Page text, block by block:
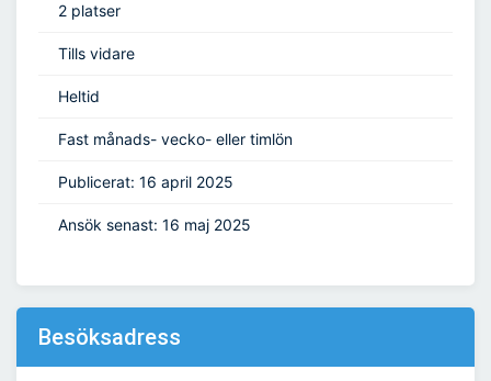
2 platser
Tills vidare
Heltid
Fast månads- vecko- eller timlön
Publicerat: 16 april 2025
Ansök senast: 16 maj 2025
Besöksadress